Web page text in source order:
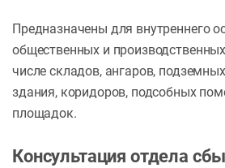
Предназначены для внутреннего
общественных и
числе складов, ангаров,
здания, коридоров, подсобных
площадок.
Консультация отдела